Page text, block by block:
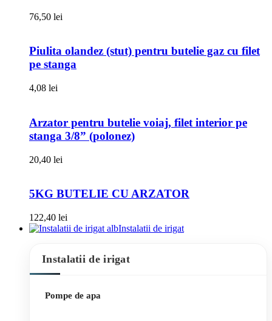
76,50 lei
Piulita olandez (stut) pentru butelie gaz cu filet
pe stanga
4,08 lei
Arzator pentru butelie voiaj, filet interior pe
stanga 3/8” (polonez)
20,40 lei
5KG BUTELIE CU ARZATOR
122,40 lei
Instalatii de irigat
Instalatii de irigat
Pompe de apa